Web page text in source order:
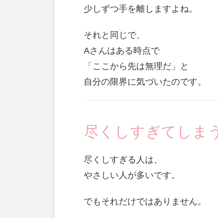
少しずつ手を離しますよね。
それと同じで、
Aさんはある時点で
「ここから先は無理だ」と
自分の限界に気づいたのです。
尽くしすぎてしま
尽くしすぎる人は、
やさしい人が多いです。
でもそれだけではありません。